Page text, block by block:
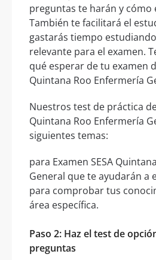
preguntas te harán y cómo
También te facilitará el
gastarás tiempo
relevante para el examen.
qué esperar de tu examen
Quintana Roo Enfermería
Nuestros test de práctica de
Quintana Roo Enfermería
siguientes temas:
para Examen SESA
General que te ayudarán a
para comprobar tus
área específica.
Paso 2: Haz el test de
preguntas